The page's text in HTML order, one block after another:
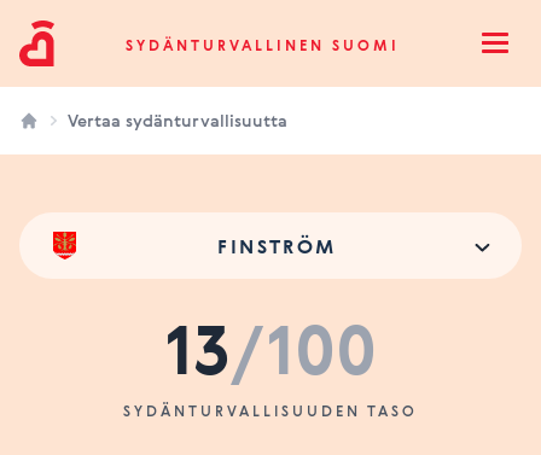
Sydänturvallinen SuomiSYDÄNTURVALLINEN SUOMI
Vertaa sydänturvallisuutta
FINSTRÖM
13/100
SYDÄNTURVALLISUUDEN TASO